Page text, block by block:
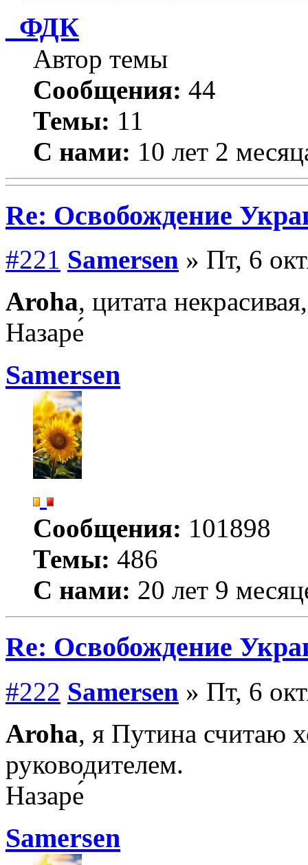
_ФДК
Автор темы
Сообщения: 44
Темы: 11
С нами: 10 лет 2
Re: Освобождение
#221 Samersen » Пт, 6
Aroha, цитата
Назаре́
Samersen
Сообщения: 101898
Темы: 486
С нами: 20 лет 9
Re: Освобождение
#222 Samersen » Пт, 6
Aroha, я Путина считаю
руководителем.
Назаре́
Samersen